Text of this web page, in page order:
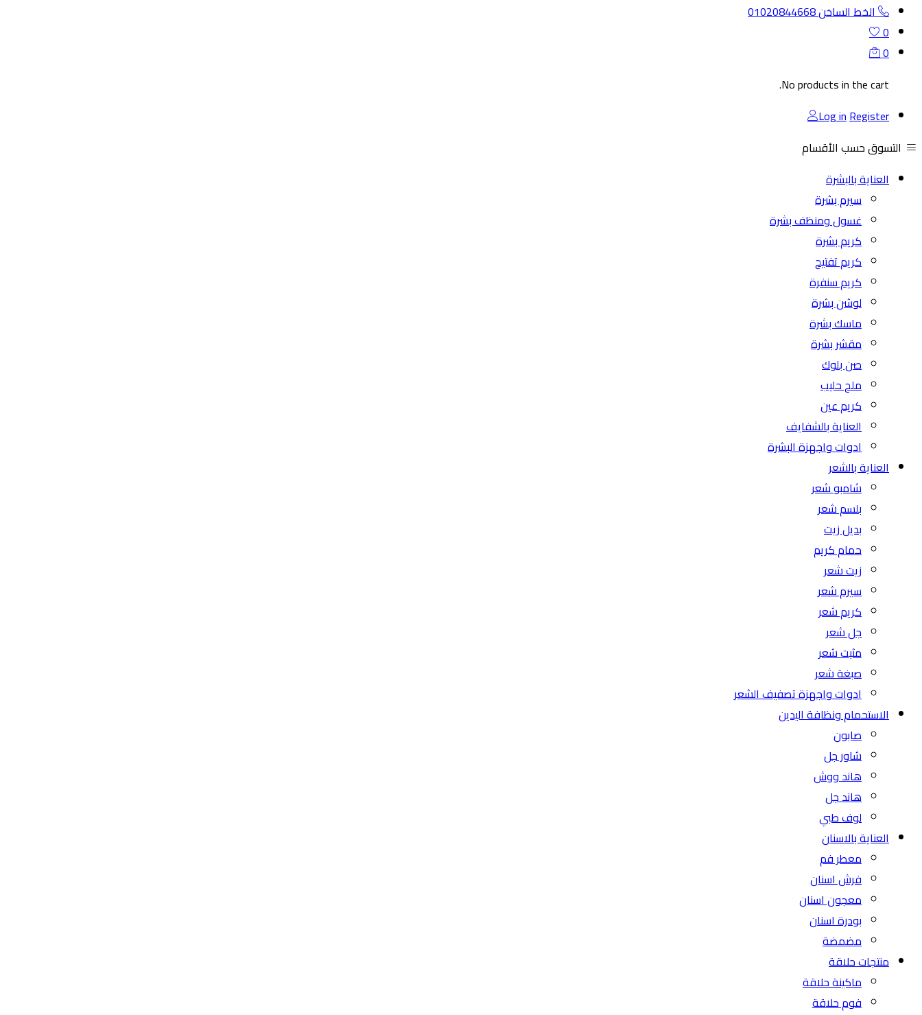
الخط الساخن01020844668
0
0
No products in the cart.
Log inRegister
التسوق حسب الأقسام
العناية بالبشرة
سيرم بشرة
غسول ومنظف بشرة
كريم بشرة
كريم تفتيح
كريم سنفرة
لوشن بشرة
ماسك بشرة
مقشر بشرة
صن بلوك
ملح حليب
كريم عين
العناية بالشفايف
ادوات واجهزة البشرة
العناية بالشعر
شامبو شعر
بلسم شعر
بديل زيت
حمام كريم
زيت شعر
سيرم شعر
كريم شعر
جل شعر
مثبت شعر
صبغة شعر
ادوات واجهزة تصفيف الشعر
الاستحمام ونظافة اليدين
صابون
شاور جل
هاند ووش
هاند جل
لوف طبي
العناية بالاسنان
معطر فم
فرش اسنان
معجون اسنان
بودرة اسنان
مضمضة
منتجات حلاقة
ماكينة حلاقة
فوم حلاقة